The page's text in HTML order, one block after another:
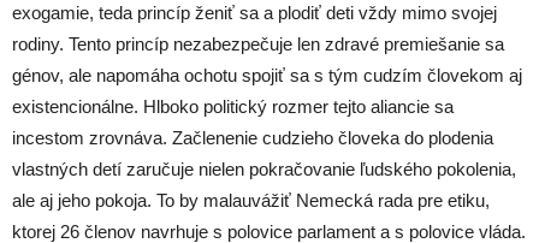
exogamie, teda princíp ženiť sa a plodiť deti vždy mimo svojej
rodiny. Tento princíp nezabezpečuje len zdravé premiešanie sa
génov, ale napomáha ochotu spojiť sa s tým cudzím človekom aj
existencionálne. Hlboko politický rozmer tejto aliancie sa
incestom zrovnáva. Začlenenie cudzieho človeka do plodenia
vlastných detí zaručuje nielen pokračovanie ľudského pokolenia,
ale aj jeho pokoja. To by malauvážiť Nemecká rada pre etiku,
ktorej 26 členov navrhuje s polovice parlament a s polovice vláda.